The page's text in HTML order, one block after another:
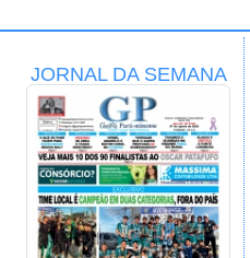
JORNAL DA SEMANA